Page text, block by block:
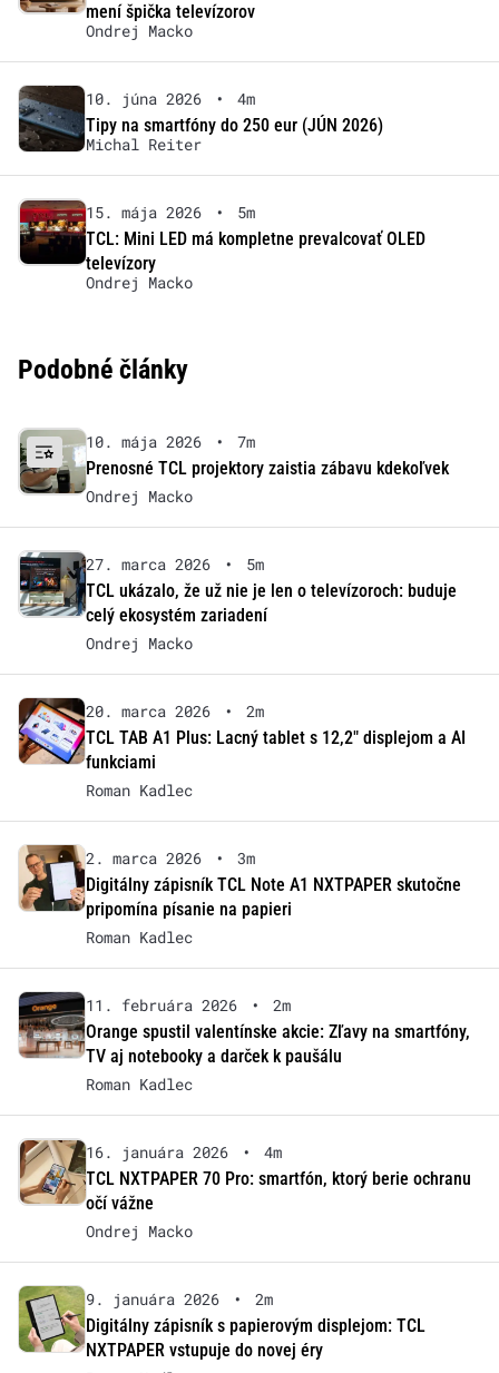
mení špička televízorov
Ondrej Macko
10. júna 2026 •
4m
Tipy na smartfóny do 250 eur (JÚN 2026)
Michal Reiter
15. mája 2026 •
5m
TCL: Mini LED má kompletne prevalcovať OLED
televízory
Ondrej Macko
Podobné články
10. mája 2026 •
7m
Prenosné TCL projektory zaistia zábavu kdekoľvek
Ondrej Macko
27. marca 2026 •
5m
TCL ukázalo, že už nie je len o televízoroch: buduje
celý ekosystém zariadení
Ondrej Macko
20. marca 2026 •
2m
TCL TAB A1 Plus: Lacný tablet s 12,2″ displejom a AI
funkciami
Roman Kadlec
2. marca 2026 •
3m
Digitálny zápisník TCL Note A1 NXTPAPER skutočne
pripomína písanie na papieri
Roman Kadlec
11. februára 2026 •
2m
Orange spustil valentínske akcie: Zľavy na smartfóny,
TV aj notebooky a darček k paušálu
Roman Kadlec
16. januára 2026 •
4m
TCL NXTPAPER 70 Pro: smartfón, ktorý berie ochranu
očí vážne
Ondrej Macko
9. januára 2026 •
2m
Digitálny zápisník s papierovým displejom: TCL
NXTPAPER vstupuje do novej éry